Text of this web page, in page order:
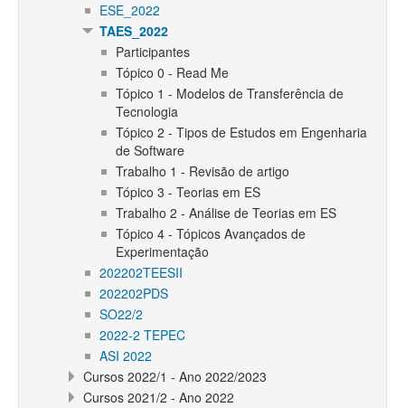
ESE_2022
TAES_2022
Participantes
Tópico 0 - Read Me
Tópico 1 - Modelos de Transferência de
Tecnologia
Tópico 2 - Tipos de Estudos em Engenharia
de Software
Trabalho 1 - Revisão de artigo
Tópico 3 - Teorias em ES
Trabalho 2 - Análise de Teorias em ES
Tópico 4 - Tópicos Avançados de
Experimentação
202202TEESII
202202PDS
SO22/2
2022-2 TEPEC
ASI 2022
Cursos 2022/1 - Ano 2022/2023
Cursos 2021/2 - Ano 2022